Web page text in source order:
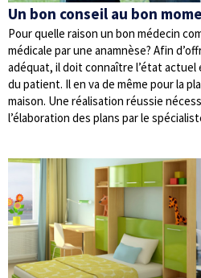
Un bon conseil au bon
Pour quelle raison un bon médecin
médicale par une anamnèse? Afin
adéquat, il doit connaître l’état
du patient. Il en va de même pour la
maison. Une réalisation réussie
l’élaboration des plans par le